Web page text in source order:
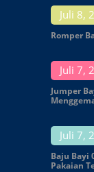
Juli 8,
Romper
Juli 7,
Jumper
Juli 7,
Baju Bayi
Pakaian